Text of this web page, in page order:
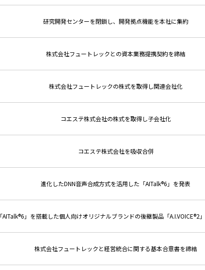
研究開発センターを閉鎖し、開発拠点機能を本社に集約
株式会社フュートレックとの資本業務提携契約を締結
株式会社フュートレックの株式を取得し関連会社化
コエステ株式会社の株式を取得し子会社化
コエステ株式会社を吸収合併
進化したDNN音声合成方式を活用した「AITalk®6」を発表
「AITalk®6」を搭載した個人向けオリジナルブランドの後継製品「A.I.VOICE®2
株式会社フュートレックと経営統合に関する基本合意書を締結